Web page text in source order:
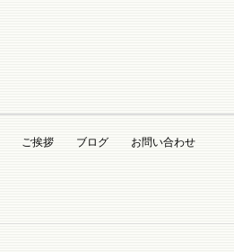
ご挨拶 ブログ お問い合わせ